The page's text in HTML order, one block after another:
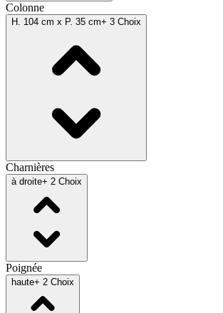
Colonne
H. 104 cm x P. 35 cm+ 3 Choix
Charnières
à droite+ 2 Choix
Poignée
haute+ 2 Choix